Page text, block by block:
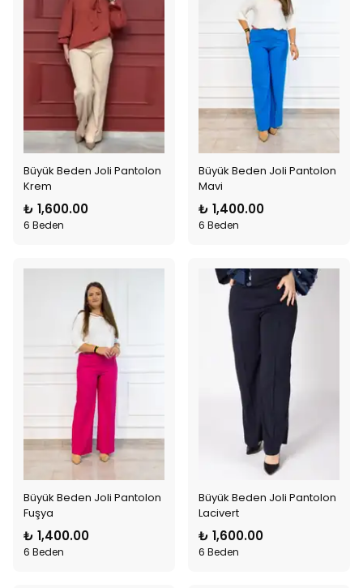
Büyük Beden Joli Pantolon
Krem
₺ 1,600.00
6 Beden
Büyük Beden Joli Pantolon
Mavi
₺ 1,400.00
6 Beden
Büyük Beden Joli Pantolon
Fuşya
₺ 1,400.00
6 Beden
Büyük Beden Joli Pantolon
Lacivert
₺ 1,600.00
6 Beden